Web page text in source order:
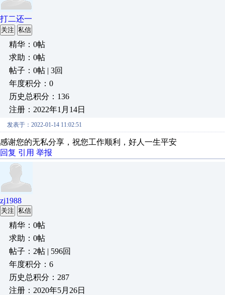
打二还一
关注 私信
精华：0帖
求助：0帖
帖子：0帖 | 3回
年度积分：0
历史总积分：136
注册：2022年1月14日
发表于：2022-01-14 11:02:51
感谢您的无私分享，祝您工作顺利，好人一生平安
回复 引用 举报
zj1988
关注 私信
精华：0帖
求助：0帖
帖子：2帖 | 596回
年度积分：6
历史总积分：287
注册：2020年5月26日